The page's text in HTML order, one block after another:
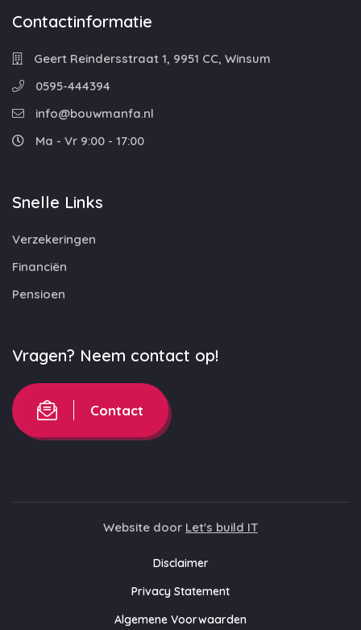
Contactinformatie
Geert Reindersstraat 1, 9951 CC, Winsum
0595-444394
info@bouwmanfa.nl
Ma - Vr 9:00 - 17:00
Snelle Links
Verzekeringen
Financiën
Pensioen
Vragen? Neem contact op!
Contact
Website door Let's build IT
Disclaimer
Privacy Statement
Algemene Voorwaarden